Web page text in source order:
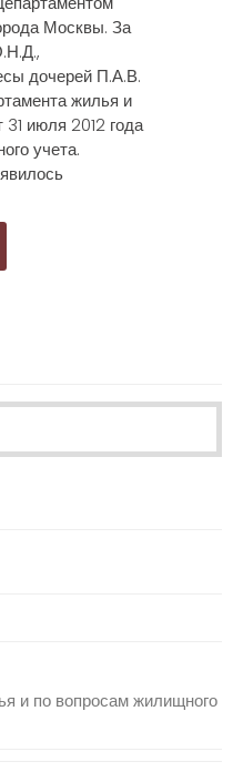
Москвы. За
дочерей П.А.В.
жилья и
июля 2012 года
учета.
и по вопросам жилищного